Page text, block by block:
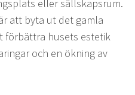
eller sällskapsrum.
att byta ut det gamla
förbättra husets estetik
och en ökning av